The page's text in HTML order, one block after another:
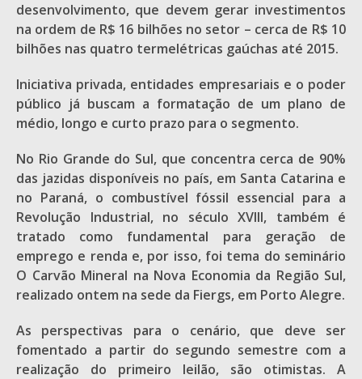
desenvolvimento, que devem gerar investimentos
na ordem de R$ 16 bilhões no setor – cerca de R$ 10
bilhões nas quatro termelétricas gaúchas até 2015.
Iniciativa privada, entidades empresariais e o poder
público já buscam a formatação de um plano de
médio, longo e curto prazo para o segmento.
No Rio Grande do Sul, que concentra cerca de 90%
das jazidas disponíveis no país, em Santa Catarina e
no Paraná, o combustível fóssil essencial para a
Revolução Industrial, no século XVIII, também é
tratado como fundamental para geração de
emprego e renda e, por isso, foi tema do seminário
O Carvão Mineral na Nova Economia da Região Sul,
realizado ontem na sede da Fiergs, em Porto Alegre.
As perspectivas para o cenário, que deve ser
fomentado a partir do segundo semestre com a
realização do primeiro leilão, são otimistas. A